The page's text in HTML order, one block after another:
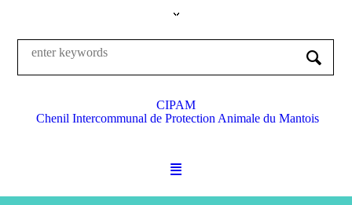
CIPAM
Chenil Intercommunal de Protection Animale du Mantois